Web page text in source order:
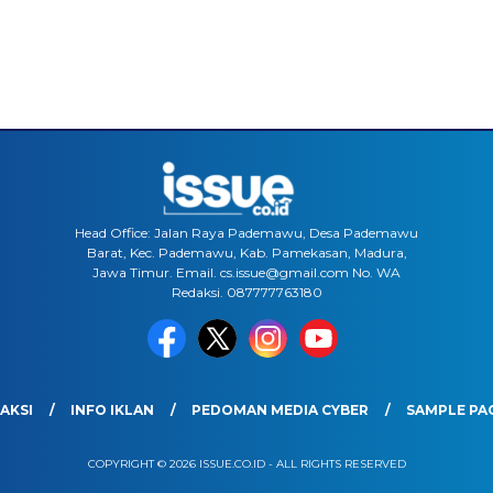
Head Office: Jalan Raya Pademawu, Desa Pademawu
Barat, Kec. Pademawu, Kab. Pamekasan, Madura,
Jawa Timur. Email. cs.issue@gmail.com No. WA
Redaksi. 087777763180
INFO IKLAN PEDOMAN MEDIA CYBER SAMPLE
COPYRIGHT © 2026 ISSUE.CO.ID - ALL RIGHTS RESERVED